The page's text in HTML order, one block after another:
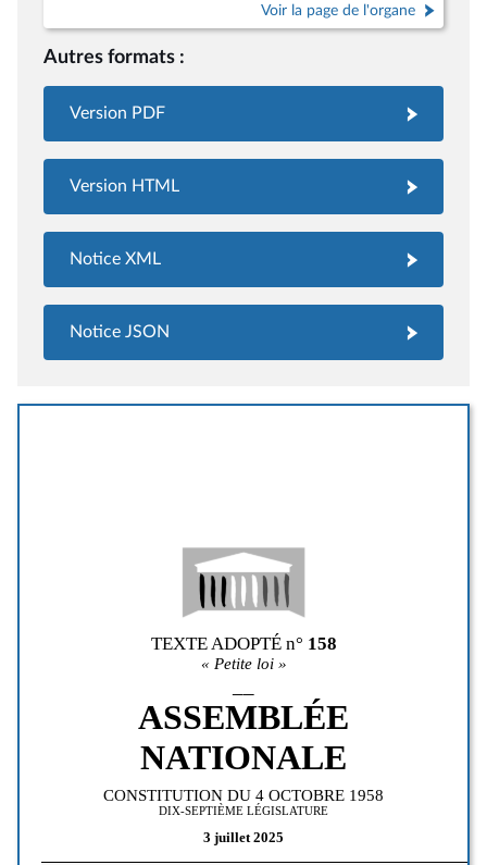
Voir la page de l'organe
Autres formats :
Version PDF
Version HTML
Notice XML
Notice JSON